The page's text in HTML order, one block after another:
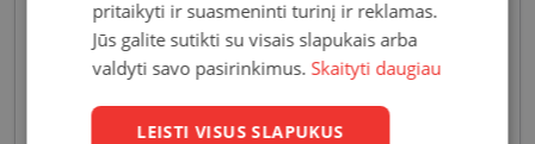
vyriškos formos, derančios prie įvairių vyriškų
aprangos stilių. Dėl funkcionalumo bei puikių
optinių savybių, vyriški akiniai skirti nešiojimui
kasdien, vairavimui bei sportui.
pritaikyti ir suasmeninti turinį ir reklamas.
Jūs galite sutikti su visais slapukais arba
valdyti savo pasirinkimus. Skaityti daugiau
LEISTI VISUS SLAPUKUS